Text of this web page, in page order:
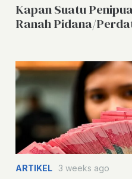
Kapan Suatu
Ranah Pidana/
ARTIKEL 3 weeks ago